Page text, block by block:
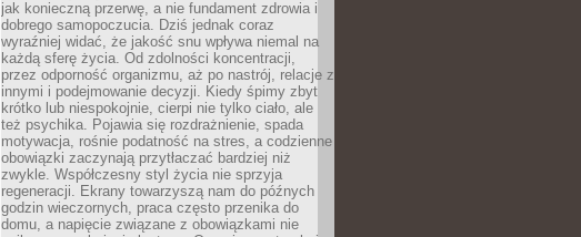
jak konieczną przerwę, a nie fundament zdrowia i
dobrego samopoczucia. Dziś jednak coraz
wyraźniej widać, że jakość snu wpływa niemal na
każdą sferę życia. Od zdolności koncentracji,
przez odporność organizmu, aż po nastrój, relacje z
innymi i podejmowanie decyzji. Kiedy śpimy zbyt
krótko lub niespokojnie, cierpi nie tylko ciało, ale
też psychika. Pojawia się rozdrażnienie, spada
motywacja, rośnie podatność na stres, a codzienne
obowiązki zaczynają przytłaczać bardziej niż
zwykle. Współczesny styl życia nie sprzyja
regeneracji. Ekrany towarzyszą nam do późnych
godzin wieczornych, praca często przenika do
domu, a napięcie związane z obowiązkami nie